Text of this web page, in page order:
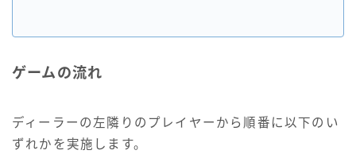
ゲームの流れ
ディーラーの左隣りのプレイヤーから順番に以下のい
ずれかを実施します。